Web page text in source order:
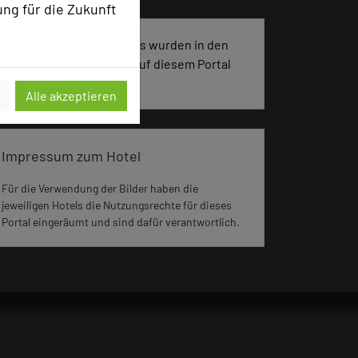
für die Zukunft
Alle akzeptieren
3362 Seiten dieses Hotels wurden in den
vergangenen 30 Tagen auf diesem Portal
aufgerufen.
Impressum zum Hotel
Für die Verwendung der Bilder haben die
jeweiligen Hotels die Nutzungsrechte für dieses
Portal eingeräumt und sind dafür verantwortlich.